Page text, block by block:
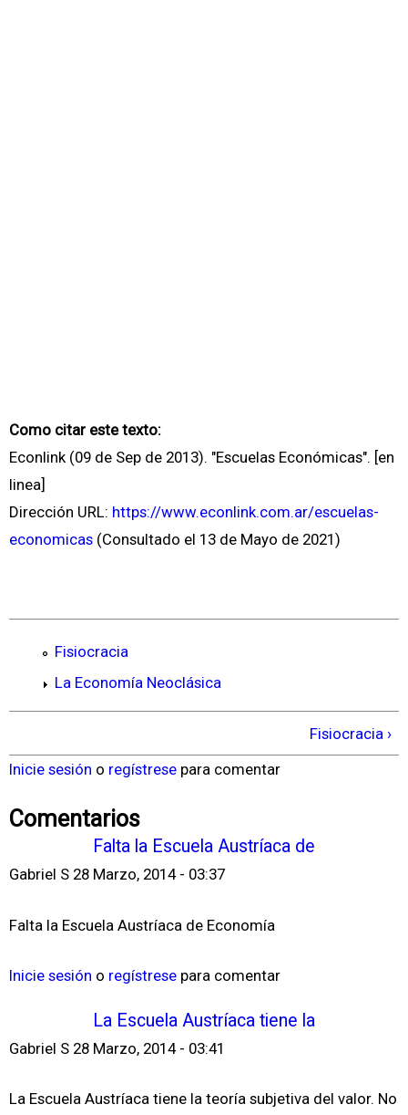
Como citar este texto:
Econlink (09 de Sep de 2013). "Escuelas Económicas". [en
linea]
Dirección URL: https://www.econlink.com.ar/escuelas-
economicas (Consultado el 13 de Mayo de 2021)
Fisiocracia
La Economía Neoclásica
Fisiocracia ›
Inicie sesión o regístrese para comentar
Comentarios
Falta la Escuela Austríaca de
Gabriel S 28 Marzo, 2014 - 03:37
Falta la Escuela Austríaca de Economía
Inicie sesión o regístrese para comentar
La Escuela Austríaca tiene la
Gabriel S 28 Marzo, 2014 - 03:41
La Escuela Austríaca tiene la teoría subjetiva del valor. No